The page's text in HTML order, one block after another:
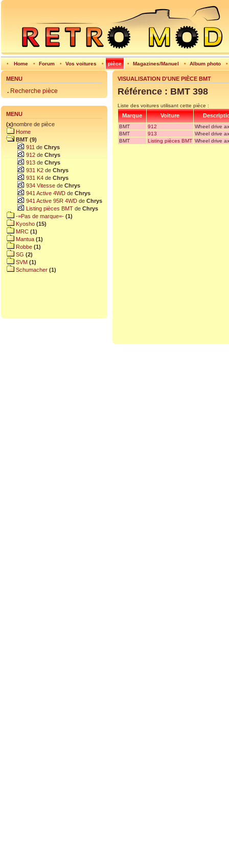
• Home • Forum • Vos voitures • pièce • Magazines/Manuel • Album photo •
MENU
. Recherche pièce
MENU
(x)nombre de pièce
Home
BMT (9)
911 de Chrys
912 de Chrys
913 de Chrys
931 K2 de Chrys
931 K4 de Chrys
934 Vitesse de Chrys
941 Active 4WD de Chrys
941 Active 95R 4WD de Chrys
Listing pièces BMT de Chrys
-=Pas de marque=- (1)
Kyosho (15)
MRC (1)
Mantua (1)
Robbe (1)
SG (2)
SVM (1)
Schumacher (1)
VISUALISATION D'UNE PIÈCE BMT
Référence : BMT 398
Liste des voitures utilisant cette pièce :
Marque Voiture
BMT 912
Wheel drive
BMT
913
Wheel drive
BMT
Listing pièces BMT Wheel drive